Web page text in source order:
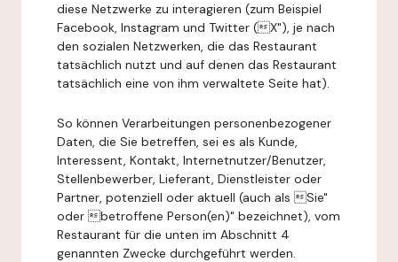
diese Netzwerke zu interagieren (zum Beispiel
Facebook, Instagram und Twitter (X"), je nach
den sozialen Netzwerken, die das Restaurant
tatsächlich nutzt und auf denen das Restaurant
tatsächlich eine von ihm verwaltete Seite hat).
So können Verarbeitungen personenbezogener
Daten, die Sie betreffen, sei es als Kunde,
Interessent, Kontakt, Internetnutzer/Benutzer,
Stellenbewerber, Lieferant, Dienstleister oder
Partner, potenziell oder aktuell (auch als Sie"
oder betroffene Person(en)" bezeichnet), vom
Restaurant für die unten im Abschnitt 4
genannten Zwecke durchgeführt werden.